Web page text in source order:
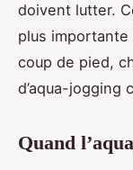
doivent lutter.
plus importante
coup de pied,
d’aqua-jogging
Quand